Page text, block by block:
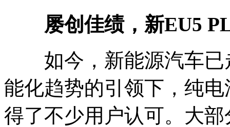
屡创佳绩，新EU5
如今，新能源汽车已
能化趋势的引领下，纯
得了不少用户认可。大